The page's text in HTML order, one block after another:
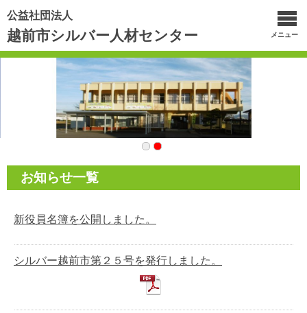
公益社団法人
越前市シルバー人材センター メニュー
お知らせ一覧
新役員名簿を公開しました。
シルバー越前市第２５号を発行しました。